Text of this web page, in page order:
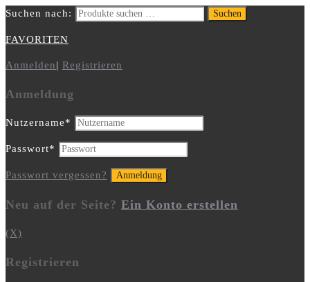
Suchen nach: Suchen
FAVORITEN
Anmelden| Registrieren
Anmeldung
Nutzername*
Passwort*
Passwort vergessen?
Neu auf der Seite? Ein Konto erstellen
(X)
Registrieren